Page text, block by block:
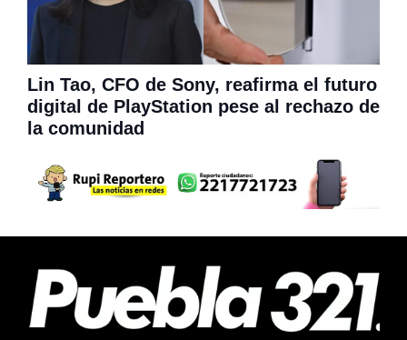
Lin Tao, CFO de Sony, reafirma el futuro
digital de PlayStation pese al rechazo de
la comunidad